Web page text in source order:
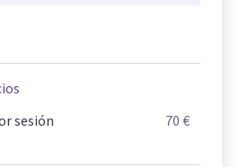
sesión
70 €